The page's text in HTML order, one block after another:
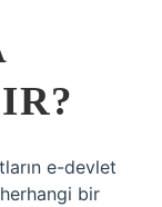
e-devlet
bir